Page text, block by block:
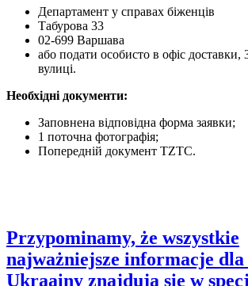
Департамент у справах біженців
Табурова 33
02-699 Варшава
або подати особисто в офіс доставки,
вулиці.
Необхідні документи:
Заповнена відповідна форма заявки;
1 поточна фотографія;
Попередній документ TZTC.
Przypominamy, że wszystkie
najważniejsze informacje
Ukraainy znajduja się w